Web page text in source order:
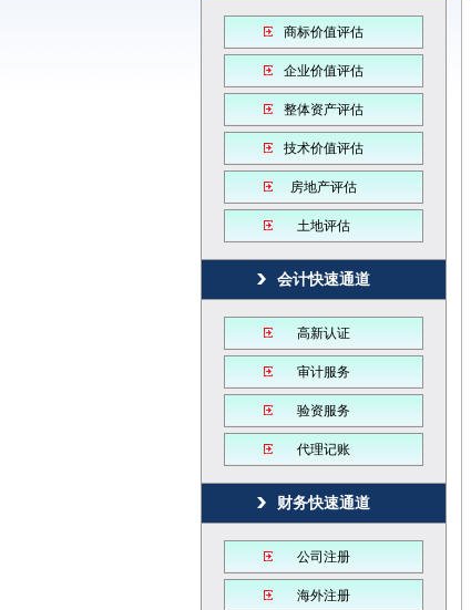
商标价值评估
企业价值评估
整体资产评估
技术价值评估
房地产评估
土地评估
会计快速通道
高新认证
审计服务
验资服务
代理记账
财务快速通道
公司注册
海外注册